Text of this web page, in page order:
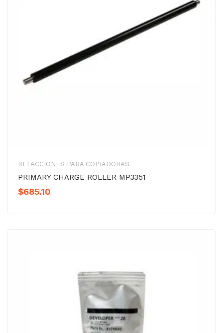
REFACCIONES PARA COPIADORAS
PRIMARY CHARGE ROLLER MP3351
$685.10